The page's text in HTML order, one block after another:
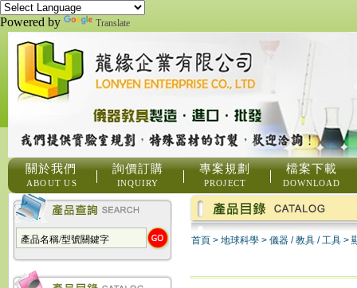
Powered by Translate
關於我們
ABOUT US
詢價訂購
INQUIRY
專案規劃
PROJECT
檔案下載
DOWNLOAD
首頁 > 地球科學 > 儀器 / 教具 / 工具 >